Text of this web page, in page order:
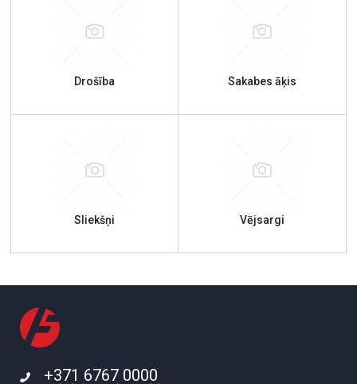
Drošība Sakabes āķis
Sliekšņi Vējsargi
+371 6767 0000